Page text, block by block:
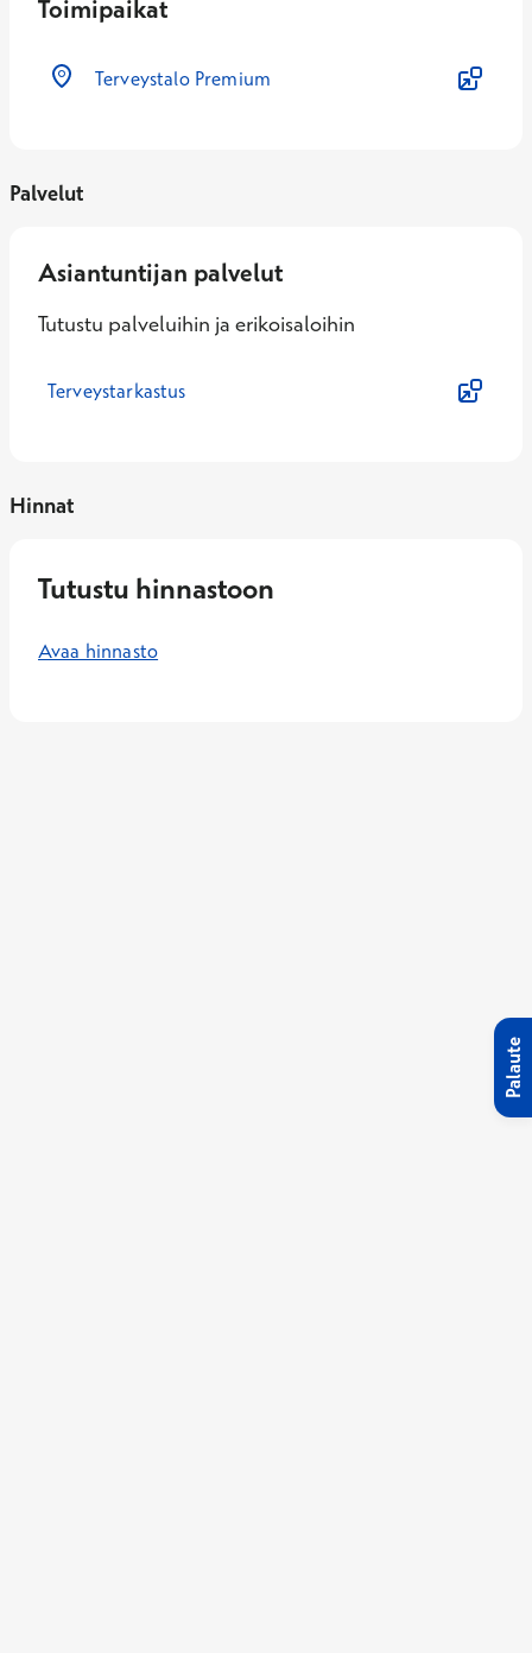
Toimipaikat
Terveystalo Premium
Palvelut
Asiantuntijan palvelut
Tutustu palveluihin ja erikoisaloihin
Terveystarkastus
Hinnat
Tutustu hinnastoon
Avaa hinnasto
Palaute